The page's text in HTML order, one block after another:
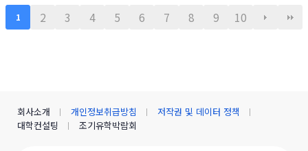
1 2 3 4 5 6 7 8 9 10
회사소개 개인정보취급방침
저작권 및 데이터 정책
대학컨설팅
조기유학박람회